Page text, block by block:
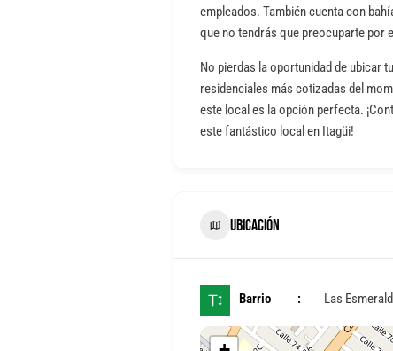
empleados. También cuenta con
que no tendrás que preocuparte por
No pierdas la oportunidad de ubicar
residenciales más cotizadas del
este local es la opción perfecta.
este fantástico local en Itagüi!
UBICACIÓN
Barrio Las